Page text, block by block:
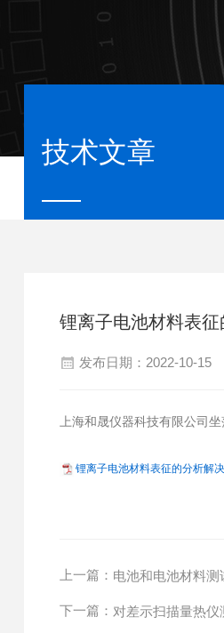
技术文章
锂离子电池材料表
发布日期：2022-10-15
上海和晟仪器科技有限公司
锂离子电池材料表征的分析解
上一篇： 电池和电池材料测
下一篇： 对差示扫描量热